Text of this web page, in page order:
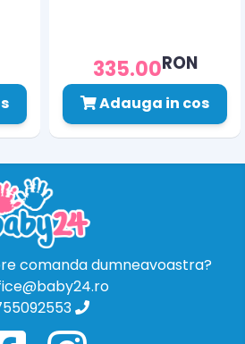
335.00RON
Adauga in cos
comanda dumneavoastra?